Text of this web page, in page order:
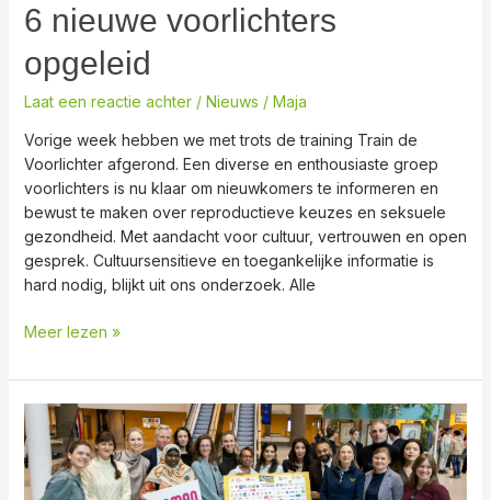
6 nieuwe voorlichters
opgeleid
Laat een reactie achter / Nieuws / Maja
Vorige week hebben we met trots de training Train de
Voorlichter afgerond. Een diverse en enthousiaste groep
voorlichters is nu klaar om nieuwkomers te informeren en
bewust te maken over reproductieve keuzes en seksuele
gezondheid. Met aandacht voor cultuur, vertrouwen en open
gesprek. Cultuursensitieve en toegankelijke informatie is
hard nodig, blijkt uit ons onderzoek. Alle
Meer lezen »
Oproep
aan
Tweede
Kamerleden